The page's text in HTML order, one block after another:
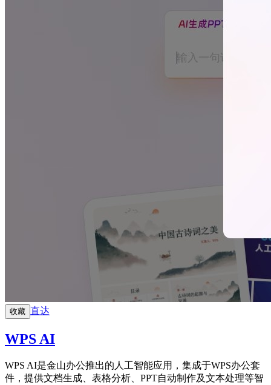
收藏 直达
WPS AI
WPS AI是金山办公推出的人工智能应用，集成于WPS办公套
件，提供文档生成、表格分析、PPT自动制作及文本处理等智